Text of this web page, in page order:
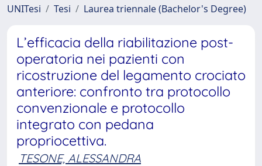
UNITesi
Tesi Laurea triennale (Bachelor's Degree)
L’efficacia della riabilitazione post-
operatoria nei pazienti con
ricostruzione del legamento crociato
anteriore: confronto tra protocollo
convenzionale e protocollo
integrato con pedana
propriocettiva.
TESONE, ALESSANDRA